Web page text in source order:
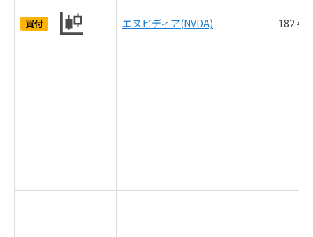
買付 エヌビディア(NVDA) 182.41